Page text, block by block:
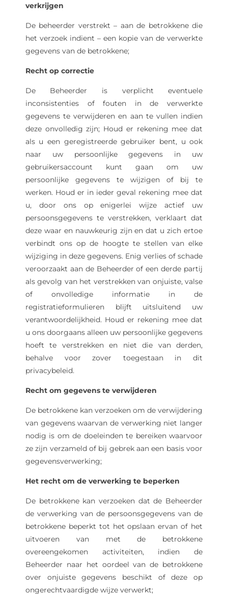
verkrijgen
De beheerder verstrekt – aan de betrokkene die
het verzoek indient – ​​een kopie van de verwerkte
gegevens van de betrokkene;
Recht op correctie
De Beheerder is verplicht eventuele
inconsistenties of fouten in de verwerkte
gegevens te verwijderen en aan te vullen indien
deze onvolledig zijn; Houd er rekening mee dat
als u een geregistreerde gebruiker bent, u ook
naar uw persoonlijke gegevens in uw
gebruikersaccount kunt gaan om uw
persoonlijke gegevens te wijzigen of bij te
werken. Houd er in ieder geval rekening mee dat
u, door ons op enigerlei wijze actief uw
persoonsgegevens te verstrekken, verklaart dat
deze waar en nauwkeurig zijn en dat u zich ertoe
verbindt ons op de hoogte te stellen van elke
wijziging in deze gegevens. Enig verlies of schade
veroorzaakt aan de Beheerder of een derde partij
als gevolg van het verstrekken van onjuiste, valse
of onvolledige informatie in de
registratieformulieren blijft uitsluitend uw
verantwoordelijkheid. Houd er rekening mee dat
u ons doorgaans alleen uw persoonlijke gegevens
hoeft te verstrekken en niet die van derden,
behalve voor zover toegestaan ​​in dit
privacybeleid.
Recht om gegevens te verwijderen
De betrokkene kan verzoeken om de verwijdering
van gegevens waarvan de verwerking niet langer
nodig is om de doeleinden te bereiken waarvoor
ze zijn verzameld of bij gebrek aan een basis voor
gegevensverwerking;
Het recht om de verwerking te beperken
De betrokkene kan verzoeken dat de Beheerder
de verwerking van de persoonsgegevens van de
betrokkene beperkt tot het opslaan ervan of het
uitvoeren van met de betrokkene
overeengekomen activiteiten, indien de
Beheerder naar het oordeel van de betrokkene
over onjuiste gegevens beschikt of deze op
ongerechtvaardigde wijze verwerkt;